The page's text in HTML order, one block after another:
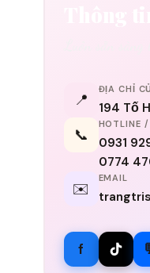
Thông
📍
ĐỊA CHỈ
194 Tố
📞
HOTLINE /
0931
0774
✉️
EMAIL
f